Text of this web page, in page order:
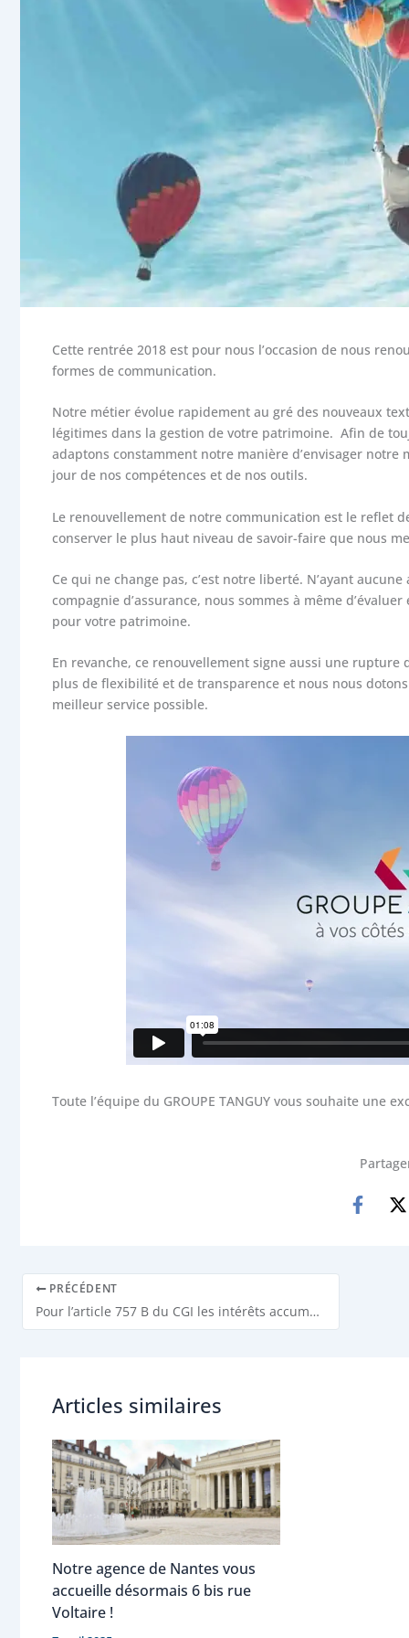
Cette rentrée 2018 est pour nous l’occasion de nous
formes de communication.
Notre métier évolue rapidement au gré des nouveaux
légitimes dans la gestion de votre patrimoine. Afin de
adaptons constamment notre manière d’envisager
jour de nos compétences et de nos outils.
Le renouvellement de notre communication est le reflet
conserver le plus haut niveau de savoir-faire que nous
Ce qui ne change pas, c’est notre liberté. N’ayant
compagnie d’assurance, nous sommes à même
pour votre patrimoine.
En revanche, ce renouvellement signe aussi une
plus de flexibilité et de transparence et nous nous
meilleur service possible.
Toute l’équipe du GROUPE TANGUY vous souhaite une
PRÉCÉDENT
Pour l’article 757 B du CGI les intérêts accumulés peuvent être soumis aux droits de successions (RM 04/09/2018)
Articles similaires
Notre agence de Nantes vous
accueille désormais 6 bis rue
Voltaire !